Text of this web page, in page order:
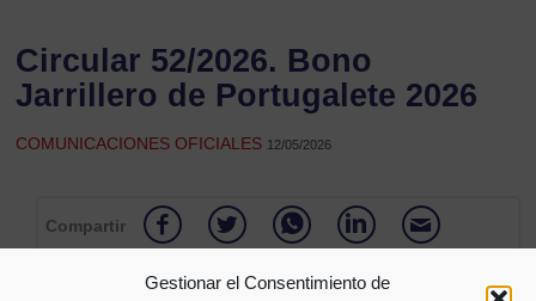
Gestionar el Consentimiento de
Circular 52/2026. Bono
Jarrillero de Portugalete 2026
COMUNICACIONES OFICIALES 12/05/2026
Compartir